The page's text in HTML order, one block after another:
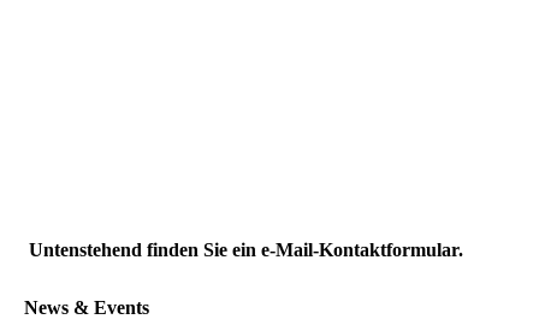
Untenstehend finden Sie ein e-Mail-Kontaktformular.
News & Events